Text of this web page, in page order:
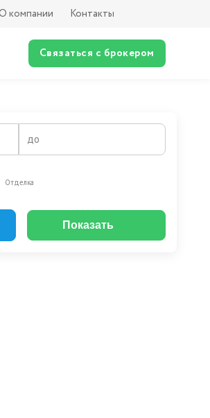
компании Контакты
Связаться с брокером
до
Отделка
Показать